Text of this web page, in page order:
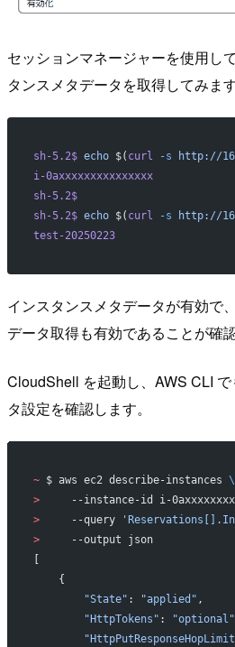
セッションマネージャーを使用し
タンスメタデータを取得してみます
sh-5.2$ echo $( curl -s http://
i-0axxxxxxxxxxxxxxx
sh-5.2$
sh-5.2$ echo $( curl -s http://
test-20250223
インスタンスメタデータが有効で
データ取得も有効であることが確
CloudShell を起動し、AWS CLI
タ設定を確認します。
~ $ aws ec2 describe-instances \
>
--instance-id i-
>
     --query
>
     --output json
    {
        "State"
: "applied" ,
        "HttpTokens"
: "optional"